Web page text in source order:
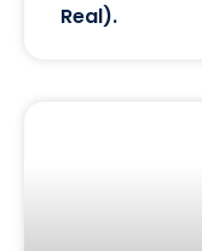
Real).